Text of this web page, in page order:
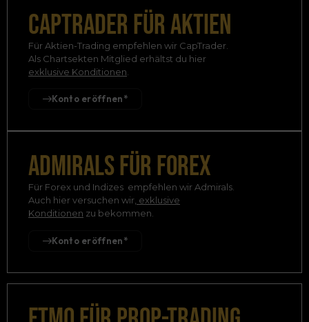
Captrader für Aktien
Für Aktien-Trading empfehlen wir CapTrader.
Als Chartsekten Mitglied erhältst du hier
exklusive Konditionen
Konto eröffnen*
admirals für forex
Für Forex und Indizes empfehlen wir Admirals.
Auch hier versuchen wir, exklusive
Konditionen zu bekommen.
Konto eröffnen*